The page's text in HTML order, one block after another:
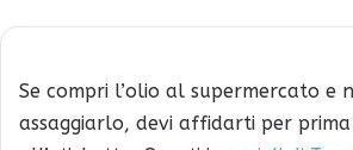
Se compri l’olio al supermercato e
assaggiarlo, devi affidarti per prima